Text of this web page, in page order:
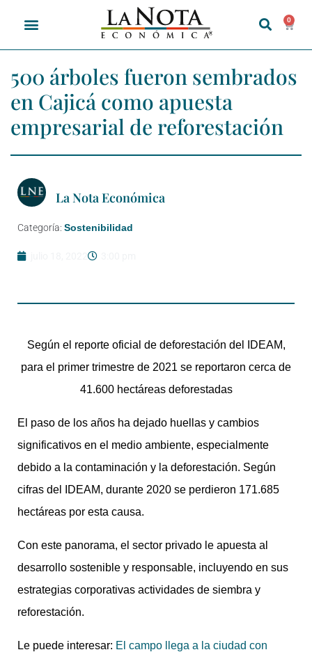
0
500 árboles fueron sembrados
en Cajicá como apuesta
empresarial de reforestación
La Nota Económica
Categoría: Sostenibilidad
Según el reporte oficial de deforestación del IDEAM,
para el primer trimestre de 2021 se reportaron cerca de
41.600 hectáreas deforestadas
El paso de los años ha dejado huellas y cambios
significativos en el medio ambiente, especialmente
debido a la contaminación y la deforestación. Según
cifras del IDEAM, durante 2020 se perdieron 171.685
hectáreas por esta causa.
Con este panorama, el sector privado le apuesta al
desarrollo sostenible y responsable, incluyendo en sus
estrategias corporativas actividades de siembra y
reforestación.
Le puede interesar: El campo llega a la ciudad con